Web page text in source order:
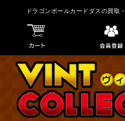
買取なら専門店のヴィントコレクトへ。「
ドラゴンボールカードダスの買取